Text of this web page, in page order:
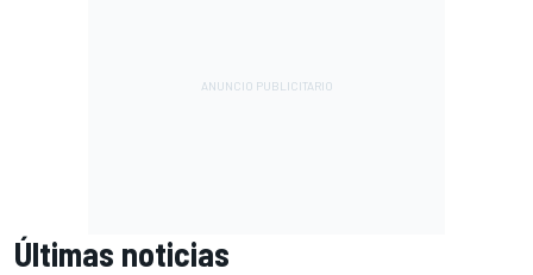
Últimas noticias